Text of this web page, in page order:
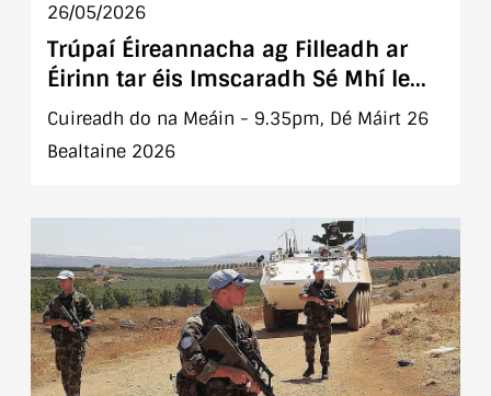
26/05/2026
Trúpaí Éireannacha ag Filleadh ar
Éirinn tar éis Imscaradh Sé Mhí le
UNIFIL go dtí an Liobáin
Cuireadh do na Meáin - 9.35pm, Dé Máirt 26
Bealtaine 2026